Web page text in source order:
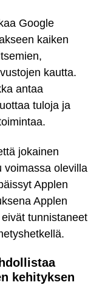
Google
kaiken
kautta.
antaa
tuloja ja
jokainen
voimassa olevilla
Applen
Applen
tunnistaneet
kehityksen